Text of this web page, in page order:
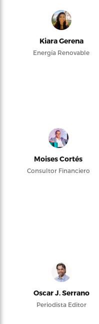
Kiara Gerena
Energía Renovable
Moises Cortés
Consultor Financiero
Oscar J. Serrano
Periodista Editor